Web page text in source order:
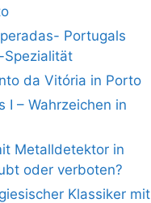
Portugals
Spezialität
da Vitória in Porto
I – Wahrzeichen in
Metalldetektor in
oder verboten?
Klassiker mit